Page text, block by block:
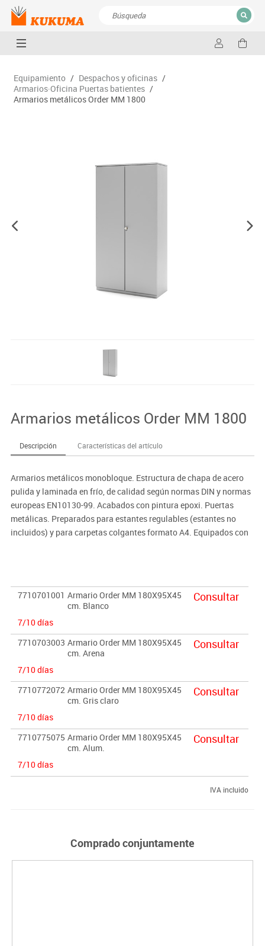
CERRAR
Equipamiento / Despachos y oficinas /
Armarios·Oficina Puertas batientes /
Armarios metálicos Order MM 1800
Armarios metálicos Order MM 1800
Descripción Características del artículo
Armarios metálicos monobloque. Estructura de chapa de acero
pulida y laminada en frío, de calidad según normas DIN y normas
europeas EN10130-99. Acabados con pintura epoxi. Puertas
metálicas. Preparados para estantes regulables (estantes no
incluidos) y para carpetas colgantes formato A4. Equipados con
Importante:
El mobiliario se pide por encargo. En caso de devolución no se
7710701001 Armario Order MM 180X95X45
cm. Blanco
7/10 días
Consultar
7710703003 Armario Order MM 180X95X45
cm. Arena
7/10 días
Consultar
7710772072 Armario Order MM 180X95X45
cm. Gris claro
7/10 días
Consultar
7710775075 Armario Order MM 180X95X45
cm. Alum.
7/10 días
Consultar
IVA incluido
Comprado conjuntamente